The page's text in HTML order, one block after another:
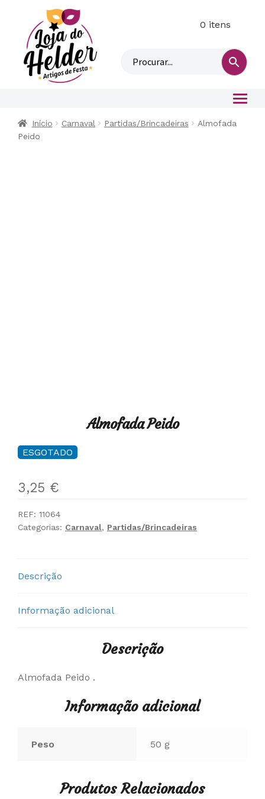
n
0 itens
Início Carnaval Partidas/Brincadeiras
Almofada
Peido
Almofada Peido
ESGOTADO
3,25 €
REF: 11064
Categorias: Carnaval, Partidas/Brincadeiras
Descrição
Informação adicional
Descrição
Almofada Peido .
Informação adicional
Peso 50 g
Produtos Relacionados